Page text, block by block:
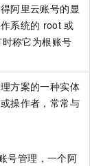
阿里云账号的显
系统的 root 或
称它为根账号
方案的一种实体
操作者，常常与
号管理，一个阿